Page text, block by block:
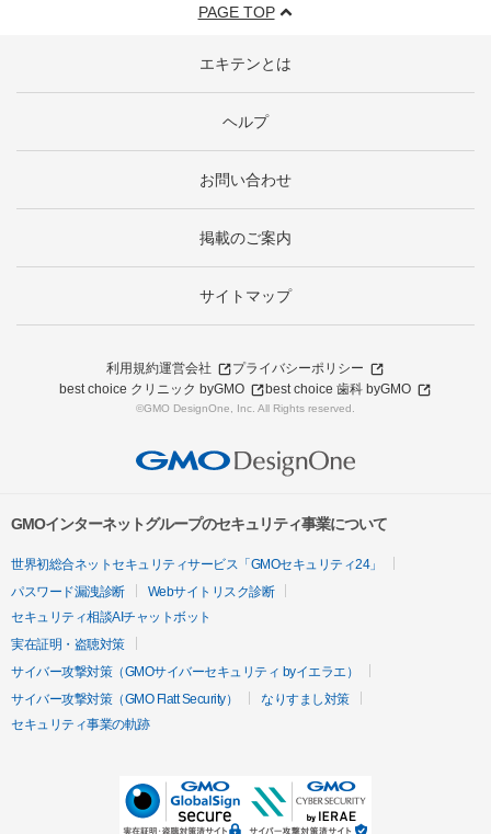
PAGE TOP
エキテンとは
ヘルプ
お問い合わせ
掲載のご案内
サイトマップ
利用規約運営会社
プライバシーポリシー
best choice クリニック byGMO
best choice 歯科 byGMO
©GMO DesignOne, Inc. All Rights reserved.
GMOインターネットグループのセキュリティ事業について
世界初総合ネットセキュリティサービス「GMOセキュリティ24」
パスワード漏洩診断
Webサイトリスク診断
セキュリティ相談AIチャットボット
実在証明・盗聴対策
サイバー攻撃対策（GMOサイバーセキュリティ byイエラエ）
サイバー攻撃対策（GMO Flatt Security）
なりすまし対策
セキュリティ事業の軌跡